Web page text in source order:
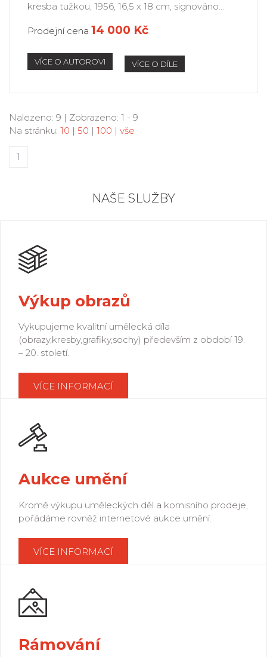
kresba tužkou, 1956, 16,5 x 18 cm, signováno...
Prodejní cena 14 000 Kč
VÍCE O AUTOROVI VÍCE O DÍLE
Nalezeno: 9 | Zobrazeno: 1 - 9
Na stránku: 10 | 50 | 100 | vše
1
NAŠE SLUŽBY
Výkup obrazů
Vykupujeme kvalitní umělecká díla
(obrazy,kresby,grafiky,sochy) především z období 19.
– 20. století.
VÍCE INFORMACÍ
Aukce umění
Kromě výkupu uměleckých děl a komisního prodeje,
pořádáme rovněž internetové aukce umění.
VÍCE INFORMACÍ
Rámování